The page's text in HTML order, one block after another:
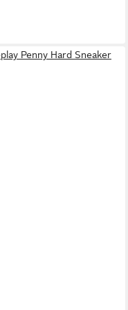
Penny Hard Sneaker